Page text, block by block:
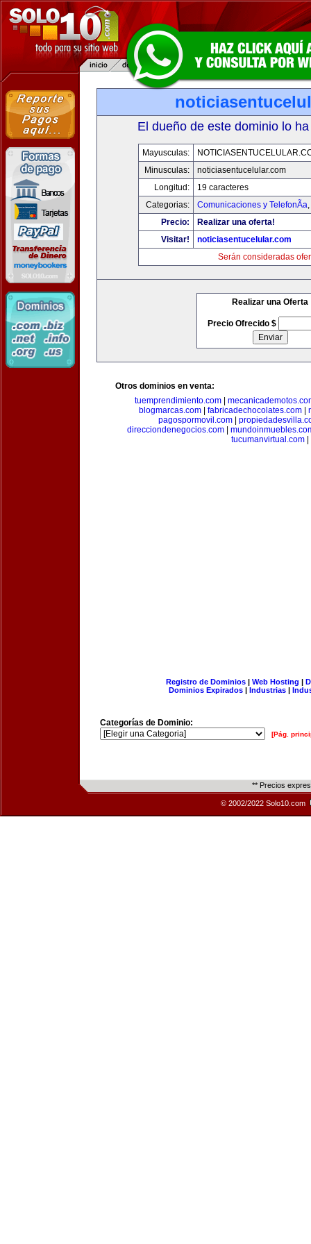
El dueño de este dominio lo
Mayusculas:
Minusculas:
noticiasentucelular.com
Longitud:
19 caracteres
Categorias:
Comunicaciones y TelefonÃ­a,
Precio:
Realizar una oferta!
Visitar!
noticiasentucelular.com
Serán consideradas
Realizar una Oferta
Precio Ofrecido $
Otros dominios en venta:
tuemprendimiento.com
blogmarcas.com
fabricadechocolates.com
pagospormovil.com
direcciondenegocios.com
tucumanvirtual.com
Registro de Dominios| Web Hosting |
Dominios Expirados | Industrias |
Categorías de Dominio:
[Pág.
** Precios
© 2002/2022 Solo10.com